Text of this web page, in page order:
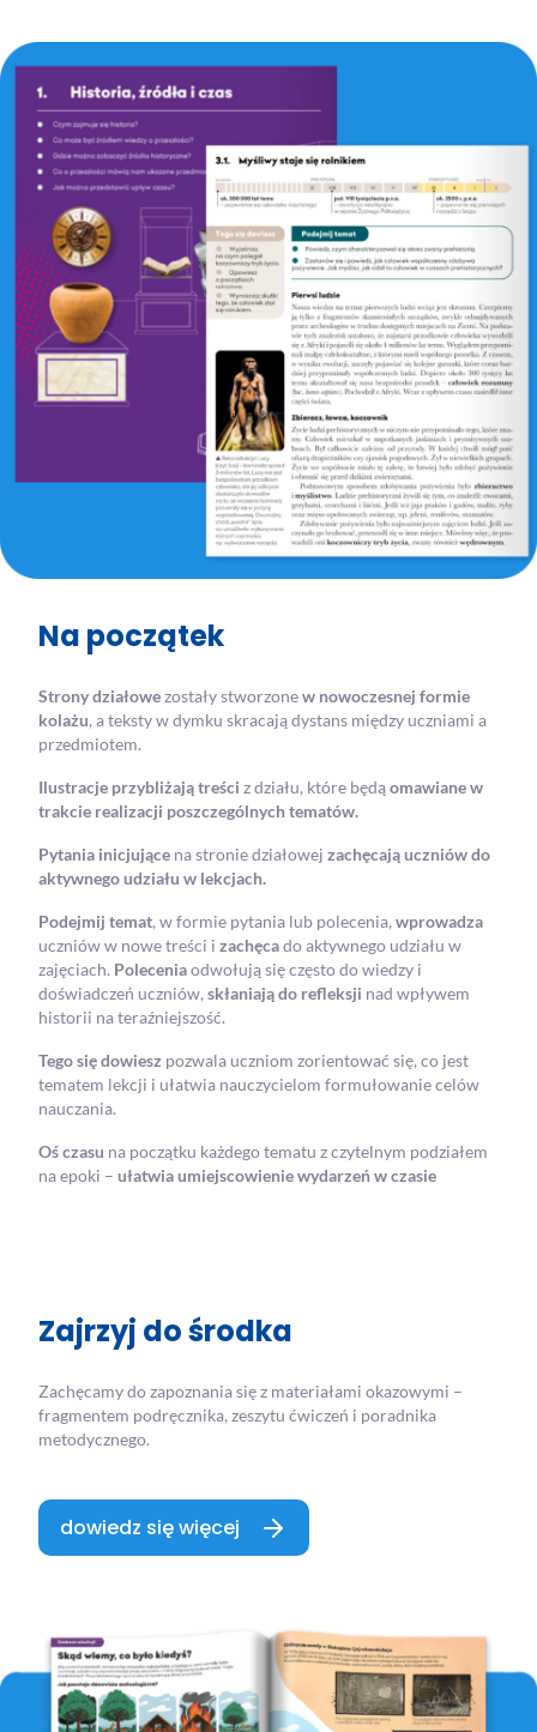
Na początek
Strony działowezostały stworzonew nowoczesnej formie
kolażu, a teksty w dymku skracajądystans między uczniami a
przedmiotem.
Ilustracje przybliżają treści z działu, które będąomawiane w
trakcie realizacji poszczególnychtematów.
Pytania inicjujące na stronie działowej zachęcają uczniów do
aktywnego udziału w lekcjach.
Podejmij temat, w formie pytania lub polecenia, wprowadza
uczniów w nowe treści i zachęcado aktywnego udziału w
zajęciach. Poleceniaodwołują się często do wiedzy i
doświadczeń uczniów, skłaniają do refleksji nad wpływem
historii na teraźniejszość.
Tego się dowiesz pozwala uczniom zorientować się, co jest
tematem lekcji i ułatwia nauczycielom formułowanie celów
nauczania.
Oś czasu na początku każdego tematu z czytelnym podziałem
na epoki – ułatwia umiejscowieniewydarzeń w czasie
Zajrzyj do środka
Zachęcamy do zapoznania się z materiałami okazowymi –
fragmentem podręcznika, zeszytu ćwiczeń i poradnika
metodycznego.
dowiedz się więcej